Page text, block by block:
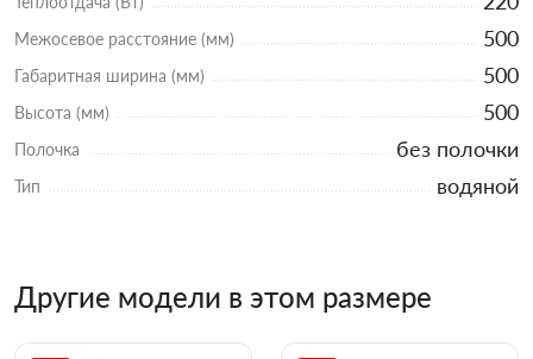
Межосевое расстояние (мм) 500
Габаритная ширина (мм) 500
Высота (мм) 500
Полочка без полочки
Тип водяной
Другие модели в этом размере